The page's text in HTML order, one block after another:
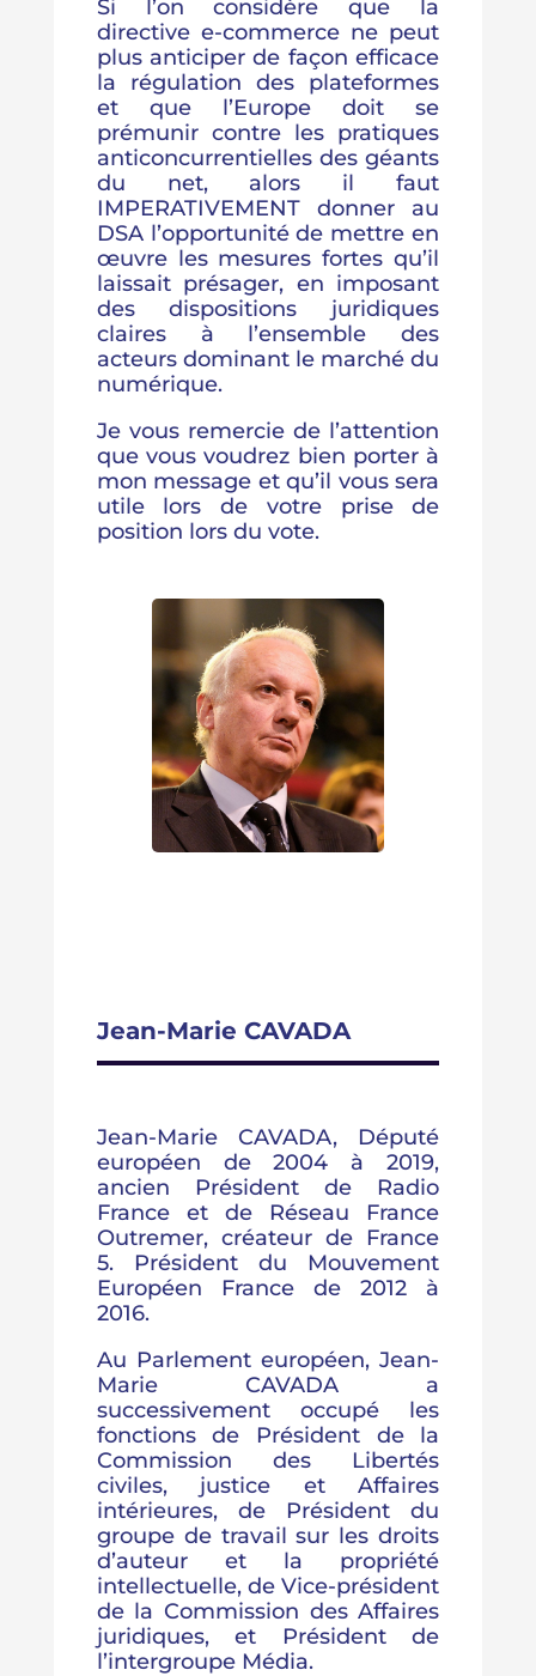
Si l’on considère que la
directive e-commerce ne peut
plus anticiper de façon efficace
la régulation des plateformes
et que l’Europe doit se
prémunir contre les pratiques
anticoncurrentielles des géants
du net, alors il faut
IMPERATIVEMENT donner au
DSA l’opportunité de mettre en
œuvre les mesures fortes qu’il
laissait présager, en imposant
des dispositions juridiques
claires à l’ensemble des
acteurs dominant le marché du
numérique.
Je vous remercie de l’attention
que vous voudrez bien porter à
mon message et qu’il vous sera
utile lors de votre prise de
position lors du vote.
Jean-Marie CAVADA
Jean-Marie CAVADA, Député
européen de 2004 à 2019,
ancien Président de Radio
France et de Réseau France
Outremer, créateur de France
5. Président du Mouvement
Européen France de 2012 à
2016.
Au Parlement européen, Jean-
Marie CAVADA a
successivement occupé les
fonctions de Président de la
Commission des Libertés
civiles, justice et Affaires
intérieures, de Président du
groupe de travail sur les droits
d’auteur et la propriété
intellectuelle, de Vice-président
de la Commission des Affaires
juridiques, et Président de
l’intergroupe Média.